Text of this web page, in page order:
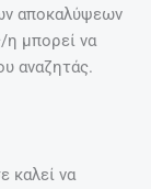
αποκαλύψεων
η μπορεί να
αναζητάς.
καλεί να